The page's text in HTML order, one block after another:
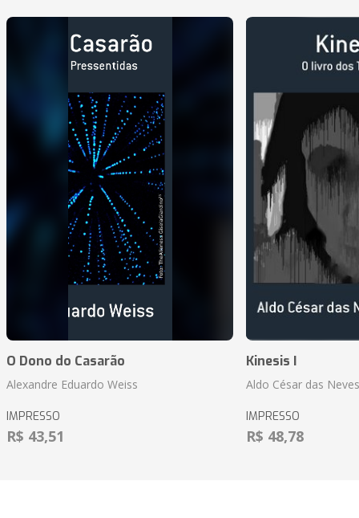
O Dono do Casarão
Alexandre Eduardo Weiss
IMPRESSO
R$ 43,51
Kinesis I
Aldo César das
IMPRESSO
R$ 48,78